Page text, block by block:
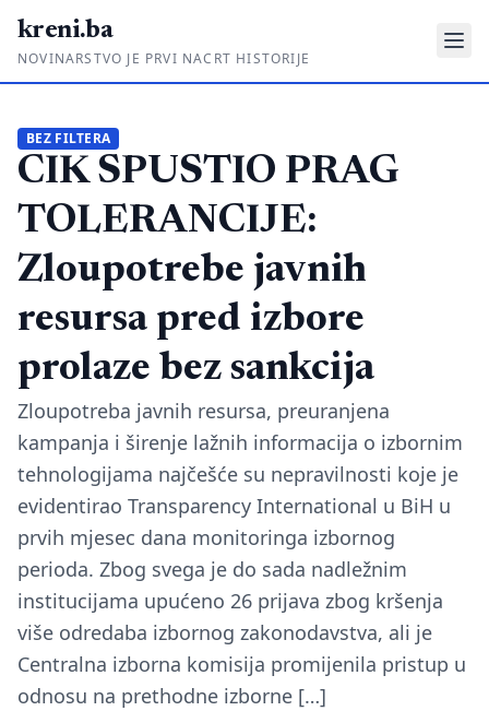
kreni.ba
NOVINARSTVO JE PRVI NACRT HISTORIJE
Priče sa ruba
Ponos i glas
Daljinski u ruke
Romski put
O nama
Impressum
Kontakt
BEZ FILTERA
CIK SPUSTIO PRAG
TOLERANCIJE:
Zloupotrebe javnih
resursa pred izbore
prolaze bez sankcija
Zloupotreba javnih resursa, preuranjena
kampanja i širenje lažnih informacija o izbornim
tehnologijama najčešće su nepravilnosti koje je
evidentirao Transparency International u BiH u
prvih mjesec dana monitoringa izbornog
perioda. Zbog svega je do sada nadležnim
institucijama upućeno 26 prijava zbog kršenja
više odredaba izbornog zakonodavstva, ali je
Centralna izborna komisija promijenila pristup u
odnosu na prethodne izborne […]